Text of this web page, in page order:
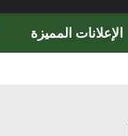
الإعلانات المميزة